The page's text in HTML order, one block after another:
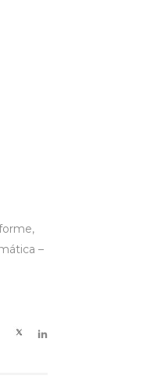
–